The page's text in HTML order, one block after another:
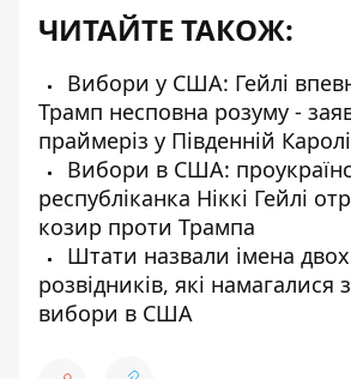
ЧИТАЙТЕ ТАКОЖ:
Вибори у США: Гейлі
Трамп несповна розуму -
праймеріз у Південній
Вибори в США:
республіканка Ніккі Гейлі
козир проти Трампа
Штати назвали імена
розвідників, які намагалися
вибори в США